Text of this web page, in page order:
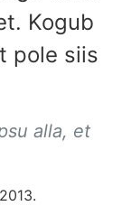
Kogub
pole siis
alla, et